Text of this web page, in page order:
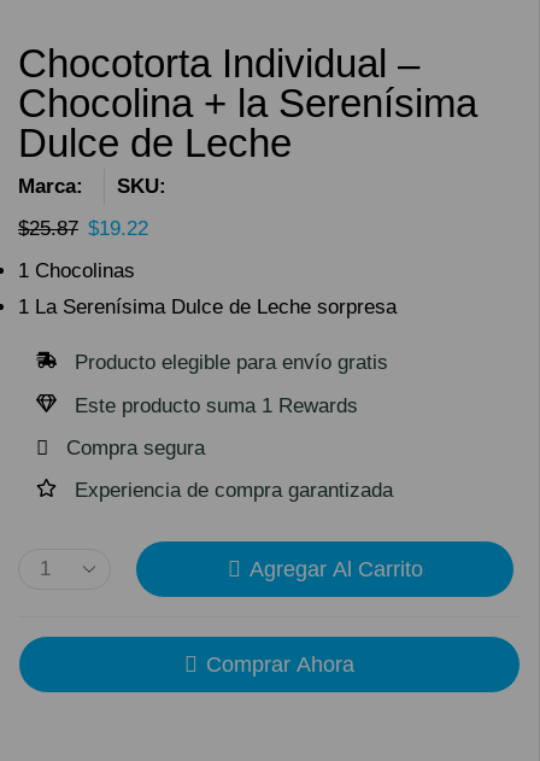
Chocotorta Individual –
Chocolina + la Serenísima
Dulce de Leche
Marca:
SKU:
$25.87 $19.22
1 Chocolinas
1 La Serenísima Dulce de Leche sorpresa
Producto elegible para envío gratis
Este producto suma 1 Rewards
Compra segura
Experiencia de compra garantizada
Agregar Al Carrito
Comprar Ahora